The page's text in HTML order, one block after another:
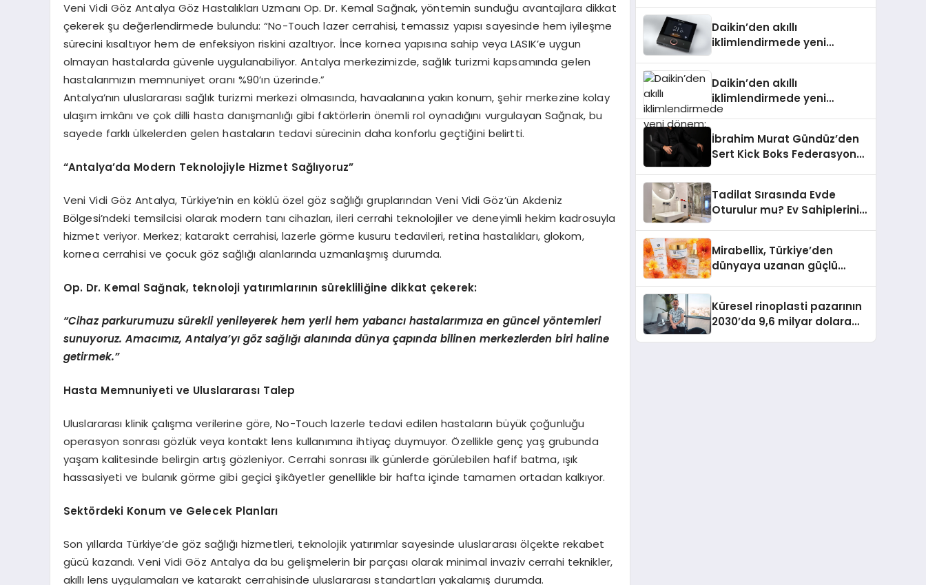
Veni Vidi Göz Antalya Göz Hastalıkları Uzmanı Op. Dr. Kemal Sağnak, yöntemin sunduğu avantajlara dikkat
çekerek şu değerlendirmede bulundu: “No-Touch lazer cerrahisi, temassız yapısı sayesinde hem iyileşme
sürecini kısaltıyor hem de enfeksiyon riskini azaltıyor. İnce kornea yapısına sahip veya LASIK’e uygun
olmayan hastalarda güvenle uygulanabiliyor. Antalya merkezimizde, sağlık turizmi kapsamında gelen
hastalarımızın memnuniyet oranı %90’ın üzerinde.”
Antalya’nın uluslararası sağlık turizmi merkezi olmasında, havaalanına yakın konum, şehir merkezine kolay
ulaşım imkânı ve çok dilli hasta danışmanlığı gibi faktörlerin önemli rol oynadığını vurgulayan Sağnak, bu
sayede farklı ülkelerden gelen hastaların tedavi sürecinin daha konforlu geçtiğini belirtti.
“Antalya’da Modern Teknolojiyle Hizmet Sağlıyoruz”
Veni Vidi Göz Antalya, Türkiye’nin en köklü özel göz sağlığı gruplarından Veni Vidi Göz’ün Akdeniz
Bölgesi’ndeki temsilcisi olarak modern tanı cihazları, ileri cerrahi teknolojiler ve deneyimli hekim kadrosuyla
hizmet veriyor. Merkez; katarakt cerrahisi, lazerle görme kusuru tedavileri, retina hastalıkları, glokom,
kornea cerrahisi ve çocuk göz sağlığı alanlarında uzmanlaşmış durumda.
Op. Dr. Kemal Sağnak, teknoloji yatırımlarının sürekliliğine dikkat çekerek:
“Cihaz parkurumuzu sürekli yenileyerek hem yerli hem yabancı hastalarımıza en güncel yöntemleri
sunuyoruz. Amacımız, Antalya’yı göz sağlığı alanında dünya çapında bilinen merkezlerden biri haline
getirmek.”
Hasta Memnuniyeti ve Uluslararası Talep
Uluslararası klinik çalışma verilerine göre, No-Touch lazerle tedavi edilen hastaların büyük çoğunluğu
operasyon sonrası gözlük veya kontakt lens kullanımına ihtiyaç duymuyor. Özellikle genç yaş grubunda
yaşam kalitesinde belirgin artış gözleniyor. Cerrahi sonrası ilk günlerde görülebilen hafif batma, ışık
hassasiyeti ve bulanık görme gibi geçici şikâyetler genellikle bir hafta içinde tamamen ortadan kalkıyor.
Sektördeki Konum ve Gelecek Planları
Son yıllarda Türkiye’de göz sağlığı hizmetleri, teknolojik yatırımlar sayesinde uluslararası ölçekte rekabet
gücü kazandı. Veni Vidi Göz Antalya da bu gelişmelerin bir parçası olarak minimal invaziv cerrahi teknikler,
akıllı lens uygulamaları ve katarakt cerrahisinde uluslararası standartları yakalamış durumda.
Daikin’den akıllı
iklimlendirmede yeni
Daikin’den akıllı
iklimlendirmede yeni
dönem: Madoka Plus
İbrahim Murat Gündüz’den
Sert Kick Boks Federasyonu
Tadilat Sırasında Evde
Oturulur mu? Ev Sahiplerinin
Mirabellix, Türkiye’den
dünyaya uzanan güçlü
Küresel rinoplasti pazarının
2030’da 9,6 milyar dolara